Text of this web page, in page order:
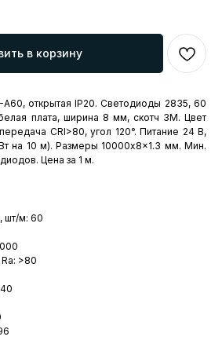
в корзину
открытая IP20. Светодиоды 2835, 60
плата, ширина 8 мм, скотч 3M. Цвет
CRI>80, угол 120°. Питание 24 В,
на 10 м). Размеры 10000x8x1.3 мм. Мин.
Цена за 1 м.
шт/м: 60
>80